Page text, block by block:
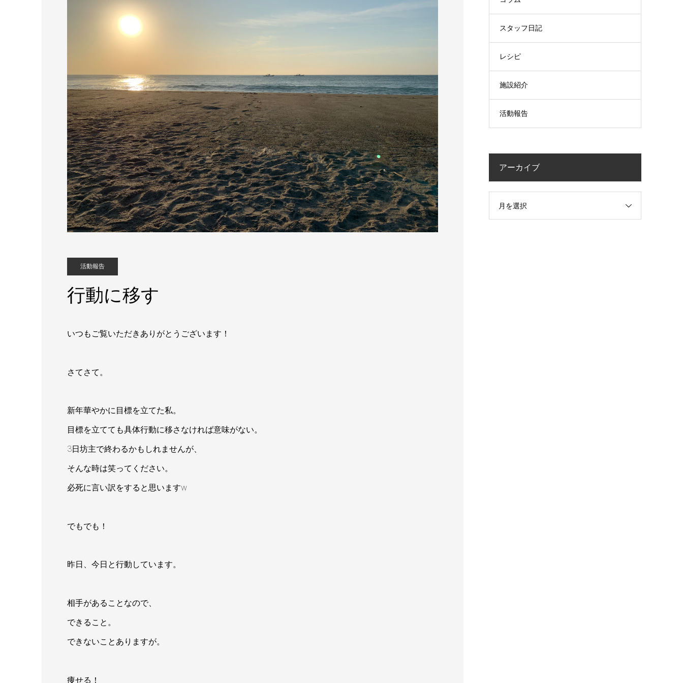
活動報告
行動に移す
いつもご覧いただきありがとうございます！
さてさて。
新年華やかに目標を立てた私。
目標を立てても具体行動に移さなければ意味がない。
3日坊主で終わるかもしれませんが、
そんな時は笑ってください。
必死に言い訳をすると思いますw
でもでも！
昨日、今日と行動しています。
相手があることなので、
できること。
できないことありますが。
痩せる！
スタッフ日記
レシピ
施設紹介
活動報告
アーカイブ
月を選択